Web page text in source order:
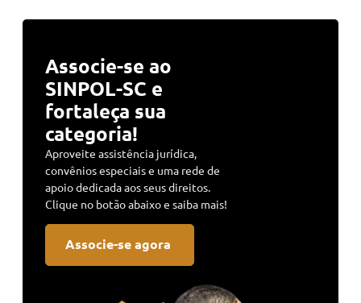
Associe-se ao
SINPOL-SC e
fortaleça sua
categoria!
Aproveite assistência jurídica,
convênios especiais e uma rede de
apoio dedicada aos seus direitos.
Clique no botão abaixo e saiba mais!
Associe-se agora